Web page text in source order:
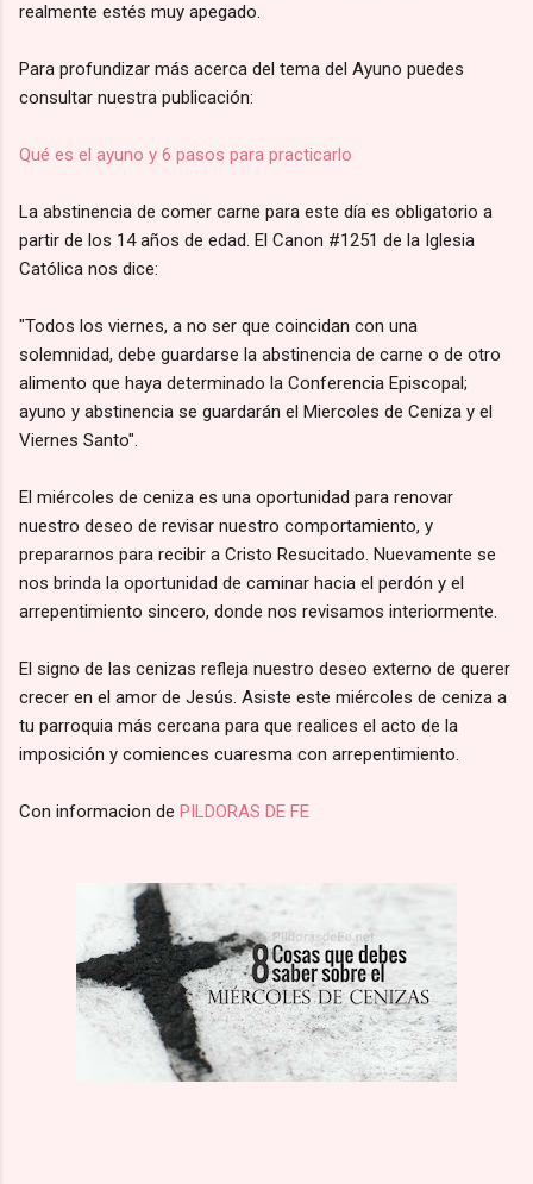
realmente estés muy apegado.
Para profundizar más acerca del tema del Ayuno puedes
consultar nuestra publicación:
Qué es el ayuno y 6 pasos para practicarlo
La abstinencia de comer carne para este día es obligatorio a
partir de los 14 años de edad. El Canon #1251 de la Iglesia
Católica nos dice:
"Todos los viernes, a no ser que coincidan con una
solemnidad, debe guardarse la abstinencia de carne o de otro
alimento que haya determinado la Conferencia Episcopal;
ayuno y abstinencia se guardarán el Miercoles de Ceniza y el
Viernes Santo".
El miércoles de ceniza es una oportunidad para renovar
nuestro deseo de revisar nuestro comportamiento, y
prepararnos para recibir a Cristo Resucitado. Nuevamente se
nos brinda la oportunidad de caminar hacia el perdón y el
arrepentimiento sincero, donde nos revisamos interiormente.
El signo de las cenizas refleja nuestro deseo externo de querer
crecer en el amor de Jesús. Asiste este miércoles de ceniza a
tu parroquia más cercana para que realices el acto de la
imposición y comiences cuaresma con arrepentimiento.
Con informacion de PILDORAS DE FE